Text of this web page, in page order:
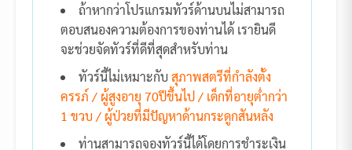
ถ้าหากว่าโปรแกรมทัวร์ด้านบนไม่สามารถ
ตอบสนองความต้องการของท่านได้ เรายินดี
จะช่วยจัดทัวร์ที่ดีที่สุดสำหรับท่าน
ทัวร์นี้ไม่เหมาะกับสุภาพสตรีที่กำลังตั้ง
ครรภ์ / ผู้สูงอายุ 70ปีขึ้นไป / เด็กที่อายุต่ำกว่า
1 ขวบ / ผู้ป่วยที่มีปัญหาด้านกระดูกสันหลัง
ท่านสามารถจองทัวร์นี้ได้โดยการชำระเงิน